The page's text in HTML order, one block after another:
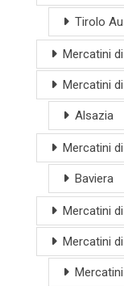
Tirolo
Mercatini
Mercatini
Alsazia
Mercatini
Baviera
Mercatini
Mercatini